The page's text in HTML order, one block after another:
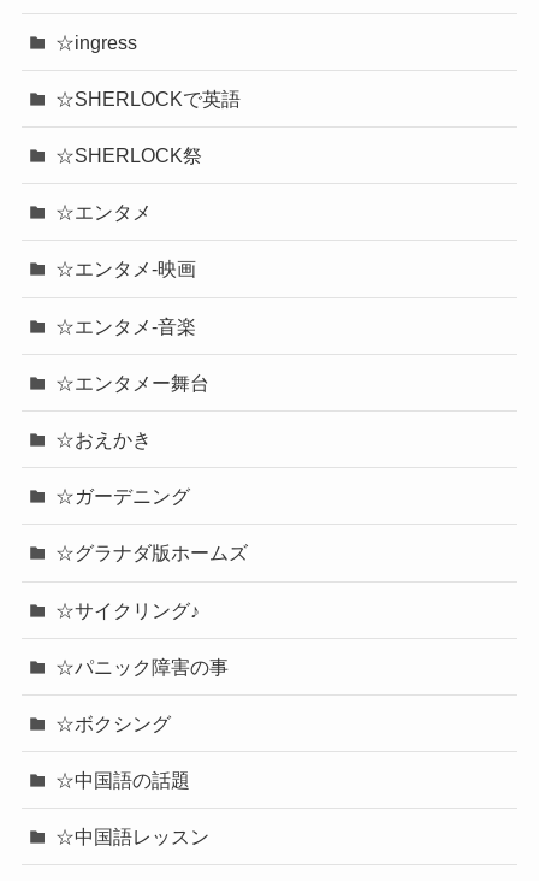
☆ingress
☆SHERLOCKで英語
☆SHERLOCK祭
☆エンタメ
☆エンタメ-映画
☆エンタメ-音楽
☆エンタメー舞台
☆おえかき
☆ガーデニング
☆グラナダ版ホームズ
☆サイクリング♪
☆パニック障害の事
☆ボクシング
☆中国語の話題
☆中国語レッスン